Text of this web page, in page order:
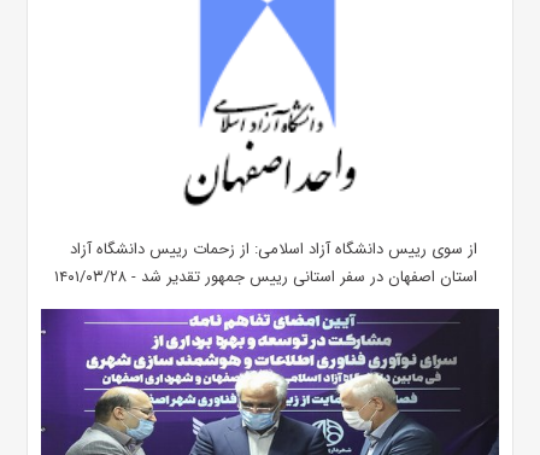
از سوی رییس دانشگاه آزاد اسلامی: از زحمات رییس دانشگاه آزاد
استان اصفهان در سفر استانی رییس جمهور تقدیر شد - ۱۴۰۱/۰۳/۲۸